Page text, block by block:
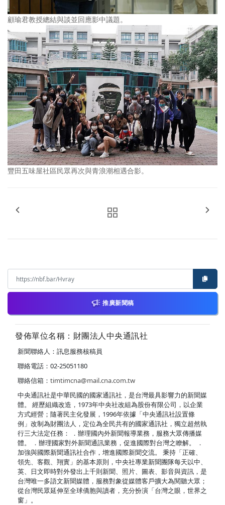
顧瑜君教授總結與談並回應影中議題。
豐田五味屋社區民眾再次與青浪潮相遇合影。
推廣新聞稿
發佈單位名稱：財團法人中央通訊社
新聞聯絡人：訊息服務核稿員
聯絡電話：02-25051180
聯絡信箱： timtimcna@mail.cna.com.tw
中央通訊社是中華民國的國家通訊社，是台灣最具影響力的新聞媒
體。 經歷組織改造，1973年中央社改組為股份有限公司，以企業
方式經營；隨著民主化發展，1996年依據「中央通訊社設置條
例」改制為財團法人，定位為全民共有的國家通訊社，獨立超然執
行三大法定任務： ．辦理國內外新聞報導業務，服務大眾傳播媒
體。 ．辦理國家對外新聞通訊業務，促進國際對台灣之瞭解。 ．
加強與國際新聞通訊社合作，增進國際新聞交流。 秉持「正確、
領先、客觀、翔實」的基本原則，中央社專業新聞團隊每天以中、
英、日文即時對外發出上千則新聞、照片、圖表、影音與資訊，是
台灣唯一多語文新聞媒體，服務對象從媒體客戶擴大為閱聽大眾；
從台灣民眾延伸至全球僑胞與讀者，充分扮演「台灣之眼，世界之
窗」。